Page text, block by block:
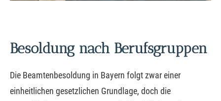
Besoldung nach Berufsgruppen
Die Beamtenbesoldung in Bayern folgt zwar einer
einheitlichen gesetzlichen Grundlage, doch die